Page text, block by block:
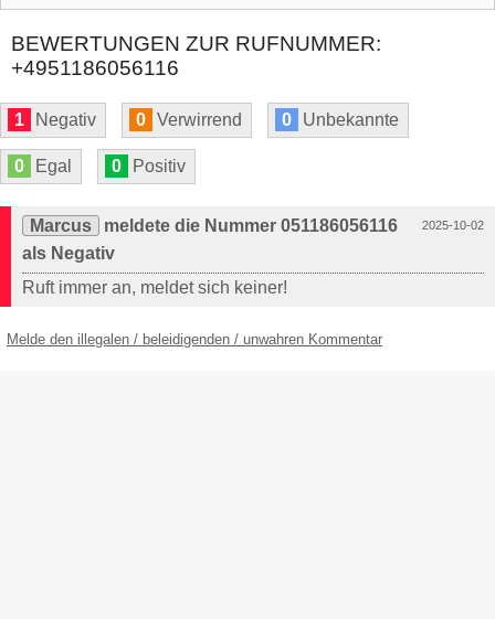
BEWERTUNGEN ZUR RUFNUMMER:
+4951186056116
1 Negativ 0 Verwirrend 0 Unbekannte
0 Egal 0 Positiv
2025-10-02
Marcus
meldete die Nummer 051186056116
als Negativ
Ruft immer an, meldet sich keiner!
Melde den illegalen / beleidigenden / unwahren Kommentar